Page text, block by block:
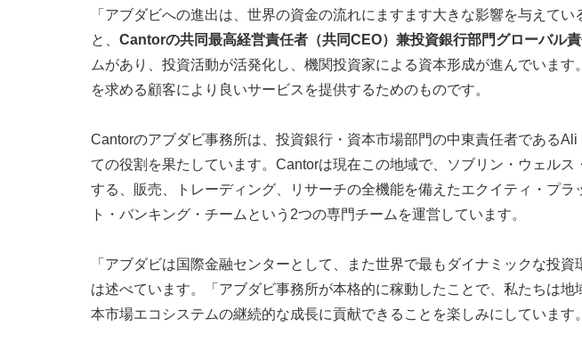
「アブダビへの進出は、世界の資金の流れにますます大きな影響を与えて
と、 Cantorの共同最高経営責任者（共同CEO）兼投資銀行部門グローバル
ムがあり、投資活動が活発化し、機関投資家による資本形成が進んでいま
を求める顧客により良いサービスを提供するためのものです。
Cantorのアブダビ事務所は、投資銀行・資本市場部門の中東責任者である
ての役割を果たしています。Cantorは現在この地域で、ソブリン・ウェル
する、販売、トレーディング、リサーチの全機能を備えたエクイティ・プ
ト・バンキング・チームという2つの専門チームを運営しています。
「アブダビは国際金融センターとして、また世界で最もダイナミックな投
は述べています。「アブダビ事務所が本格的に稼動したことで、私たちは
本市場エコシステムの継続的な成長に貢献できることを楽しみにしています